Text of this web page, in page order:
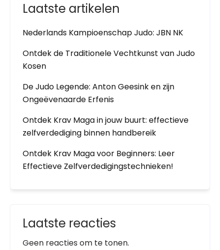
Laatste artikelen
Nederlands Kampioenschap Judo: JBN NK
Ontdek de Traditionele Vechtkunst van Judo
Kosen
De Judo Legende: Anton Geesink en zijn
Ongeëvenaarde Erfenis
Ontdek Krav Maga in jouw buurt: effectieve
zelfverdediging binnen handbereik
Ontdek Krav Maga voor Beginners: Leer
Effectieve Zelfverdedigingstechnieken!
Laatste reacties
Geen reacties om te tonen.